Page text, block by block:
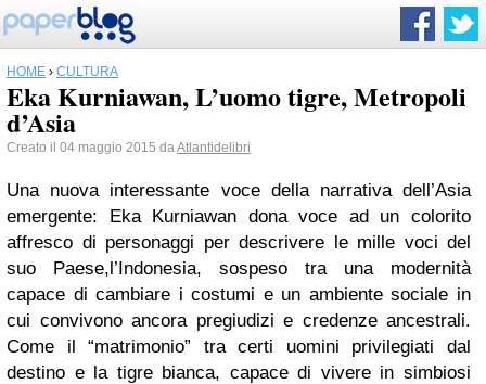
HOME › CULTURA
Eka Kurniawan, L’uomo tigre, Metropoli
d’Asia
Creato il 04 maggio 2015 daAtlantidelibri
Una nuova interessante voce della narrativa dell’Asia
emergente: Eka Kurniawan dona voce ad un colorito
affresco di personaggi per descrivere le mille voci del
suo Paese,l’Indonesia, sospeso tra una modernità
capace di cambiare i costumi e un ambiente sociale in
cui convivono ancora pregiudizi e credenze ancestrali.
Come il “matrimonio” tra certi uomini privilegiati dal
destino e la tigre bianca, capace di vivere in simbiosi